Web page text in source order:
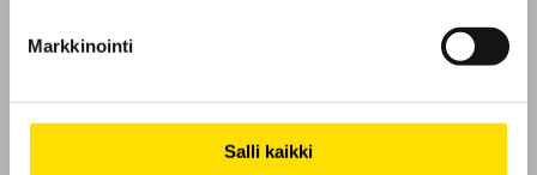
Markkinointi
Salli kaikki
GDPR
Evästeet